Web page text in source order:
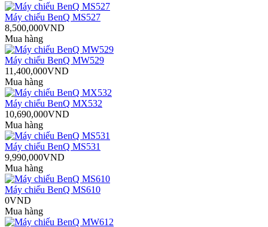
Máy chiếu BenQ MS527
8,500,000VND
Mua hàng
Máy chiếu BenQ MW529
11,400,000VND
Mua hàng
Máy chiếu BenQ MX532
10,690,000VND
Mua hàng
Máy chiếu BenQ MS531
9,990,000VND
Mua hàng
Máy chiếu BenQ MS610
0VND
Mua hàng